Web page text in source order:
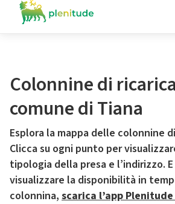
Colonnine di
comune di Tiana
Esplora la mappa delle colonnine
Clicca su ogni punto per
tipologia della presa e l’indirizzo.
visualizzare la disponibilità in
colonnina, scarica l’app